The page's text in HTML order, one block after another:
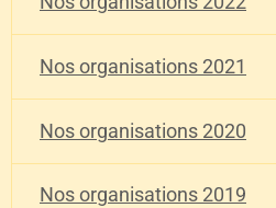
Nos organisations 2021
Nos organisations 2020
Nos organisations 2019